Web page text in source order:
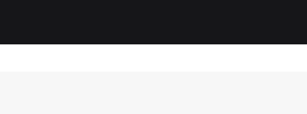
Tube